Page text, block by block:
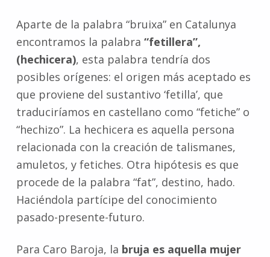
Aparte de la palabra “bruixa” en Catalunya
encontramos la palabra “fetillera”,
(hechicera), esta palabra tendría dos
posibles orígenes: el origen más aceptado es
que proviene del sustantivo ‘fetilla’, que
traduciríamos en castellano como “fetiche” o
“hechizo”. La hechicera es aquella persona
relacionada con la creación de talismanes,
amuletos, y fetiches. Otra hipótesis es que
procede de la palabra “fat”, destino, hado.
Haciéndola partícipe del conocimiento
pasado-presente-futuro.
Para Caro Baroja, la bruja es aquella mujer